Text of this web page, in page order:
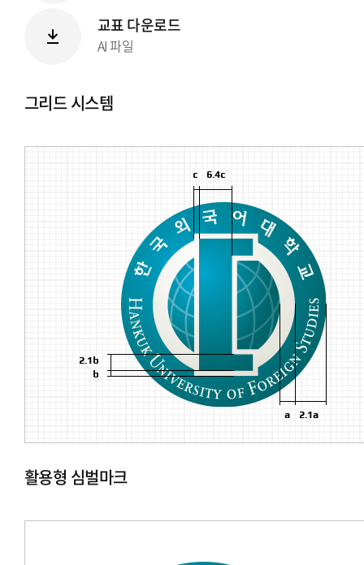
교표 다운로드
AI 파일
그리드 시스템
활용형 심벌마크